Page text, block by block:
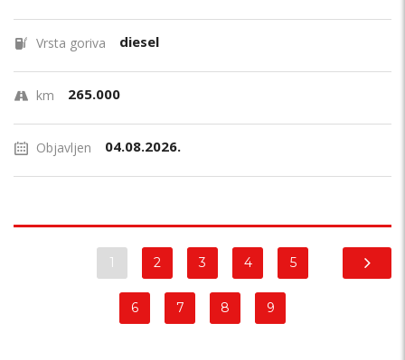
Vrsta goriva diesel
km 265.000
Objavljen 04.08.2026.
1 2 3 4 5
6 7 8 9